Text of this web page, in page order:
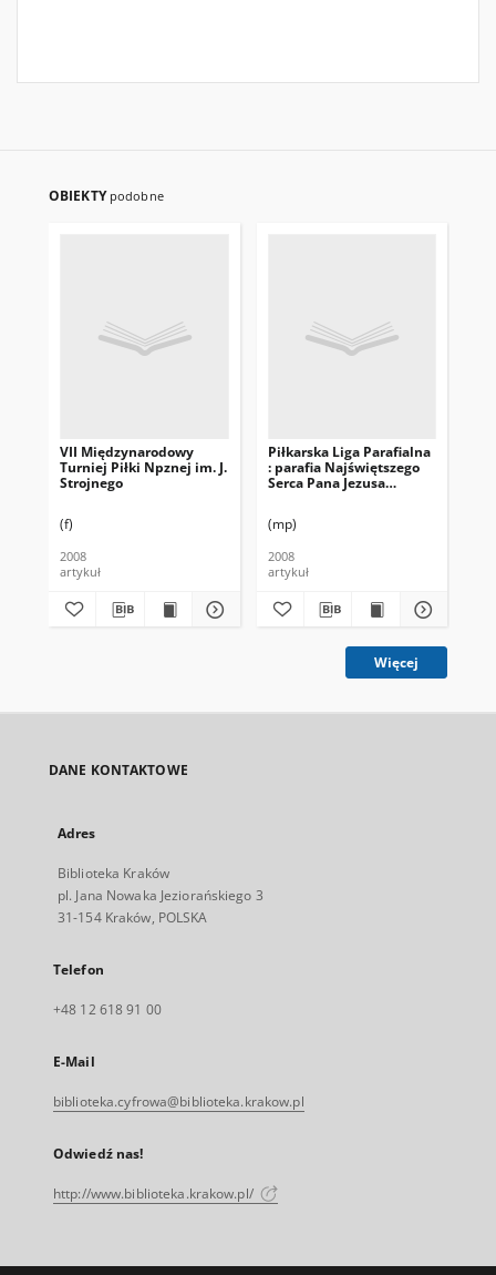
OBIEKTY podobne
VII Międzynarodowy
Turniej Piłki Npznej im. J.
Strojnego
(f)
2008
artykuł
Piłkarska Liga Parafialna
: parafia Najświętszego
Serca Pana Jezusa
(mp)
2008
artykuł
Więcej
DANE KONTAKTOWE
Adres
Biblioteka Kraków
pl. Jana Nowaka Jeziorańskiego 3
31-154 Kraków, POLSKA
Telefon
+48 12 618 91 00
E-Mail
biblioteka.cyfrowa@biblioteka.krakow.pl
Odwiedź nas!
http://www.biblioteka.krakow.pl/